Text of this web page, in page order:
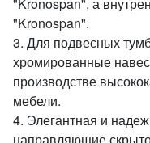
"Kronospan".
3. Для подвесных
хромированные
производстве
мебели.
4. Элегантная и